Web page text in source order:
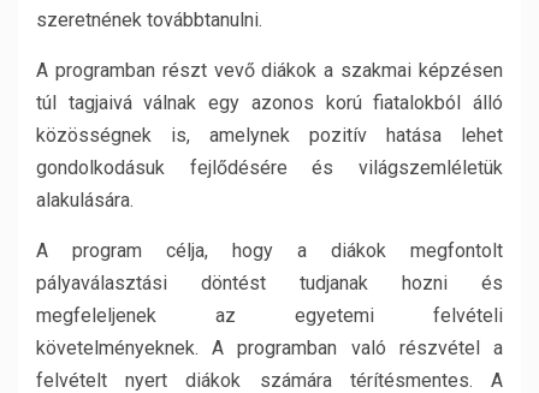
szeretnének továbbtanulni.
A programban részt vevő diákok a szakmai képzésen
túl tagjaivá válnak egy azonos korú fiatalokból álló
közösségnek is, amelynek pozitív hatása lehet
gondolkodásuk fejlődésére és világszemléletük
alakulására.
A program célja, hogy a diákok megfontolt
pályaválasztási döntést tudjanak hozni és
megfeleljenek az egyetemi felvételi
követelményeknek. A programban való részvétel a
felvételt nyert diákok számára térítésmentes. A